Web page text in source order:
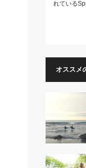
れている
オススメ